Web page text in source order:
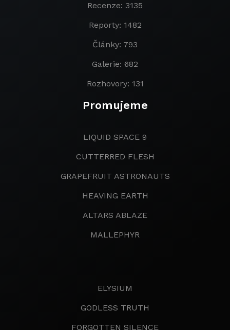
Recenze: 3135
Reporty: 1482
Články: 793
Galerie: 682
Rozhovory: 131
Promujeme
LIQUID SPACE 9
CUTTERRED FLESH
GRAPEFRUIT ASTRONAUTS
HEAVING EARTH
ALTARS ABLAZE
MALLEPHYR
ELYSIUM
GODLESS TRUTH
FORGOTTEN SILENCE